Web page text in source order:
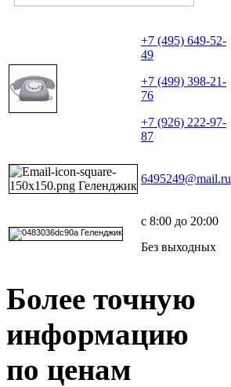
+7 (495) 649-52-
49
+7 (499) 398-21-
76
+7 (926) 222-97-
87
6495249@mail.ru
с 8:00 до 20:00
Без выходных
Более точную
информацию
по ценам